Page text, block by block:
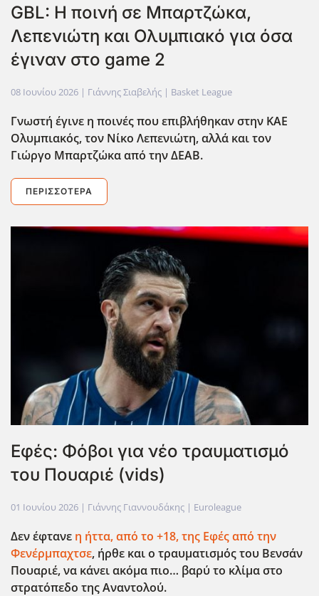
GBL: Η ποινή σε Μπαρτζώκα,
Λεπενιώτη και Ολυμπιακό για όσα
έγιναν στο game 2
08 Ιουνίου 2026 | Γιάννης Σιαβελής | Basket League
Γνωστή έγινε η ποινές που επιβλήθηκαν στην ΚΑΕ
Ολυμπιακός, τον Νίκο Λεπενιώτη, αλλά και τον
Γιώργο Μπαρτζώκα από την ΔΕΑΒ.
ΠΕΡΙΣΣΌΤΕΡΑ
Εφές: Φόβοι για νέο τραυματισμό
του Πουαριέ (vids)
01 Ιουνίου 2026 | Γιάννης Γιαννουδάκης | Euroleague
Δεν έφτανε η ήττα, από το +18, της Εφές από την
Φενέρμπαχτσε, ήρθε και ο τραυματισμός του Βενσάν
Πουαριέ, να κάνει ακόμα πιο… βαρύ το κλίμα στο
στρατόπεδο της Αναντολού.